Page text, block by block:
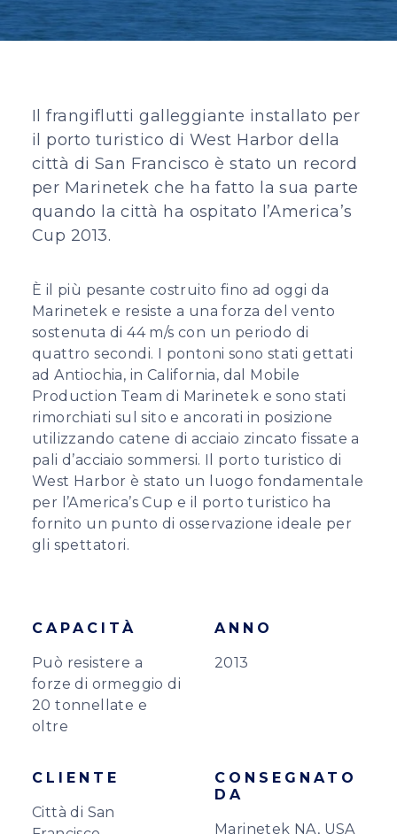
Il frangiflutti galleggiante installato per
il porto turistico di West Harbor della
città di San Francisco è stato un record
per Marinetek che ha fatto la sua parte
quando la città ha ospitato l’America’s
Cup 2013.
È il più pesante costruito fino ad oggi da
Marinetek e resiste a una forza del vento
sostenuta di 44 m/s con un periodo di
quattro secondi. I pontoni sono stati gettati
ad Antiochia, in California, dal Mobile
Production Team di Marinetek e sono stati
rimorchiati sul sito e ancorati in posizione
utilizzando catene di acciaio zincato fissate a
pali d’acciaio sommersi. Il porto turistico di
West Harbor è stato un luogo fondamentale
per l’America’s Cup e il porto turistico ha
fornito un punto di osservazione ideale per
gli spettatori.
CAPACITÀ
Può resistere a
forze di ormeggio di
20 tonnellate e
oltre
ANNO
2013
CLIENTE
Città di San
CONSEGNATO
DA
Marinetek NA, USA